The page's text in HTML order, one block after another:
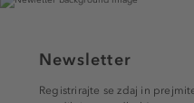
Newsletter
Registrirajte se zdaj in